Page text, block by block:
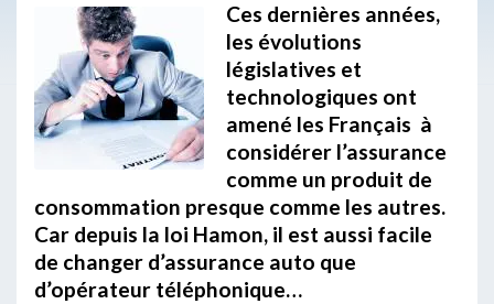
Ces dernières années,
les évolutions
législatives et
technologiques ont
amené les Français à
considérer l’assurance
comme un produit de
consommation presque comme les autres.
Car depuis la loi Hamon, il est aussi facile
de changer d’assurance auto que
d’opérateur téléphonique…